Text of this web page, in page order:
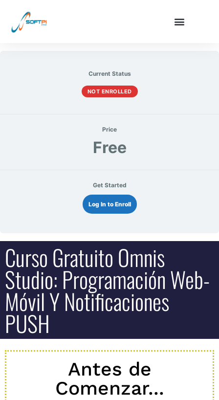
Current Status
NOT ENROLLED
Price
Free
Get Started
Log In to Enroll
Curso Gratuito Omnis
Studio: Programación Web-
Móvil Y Notificaciones
PUSH
Antes de
Comenzar...